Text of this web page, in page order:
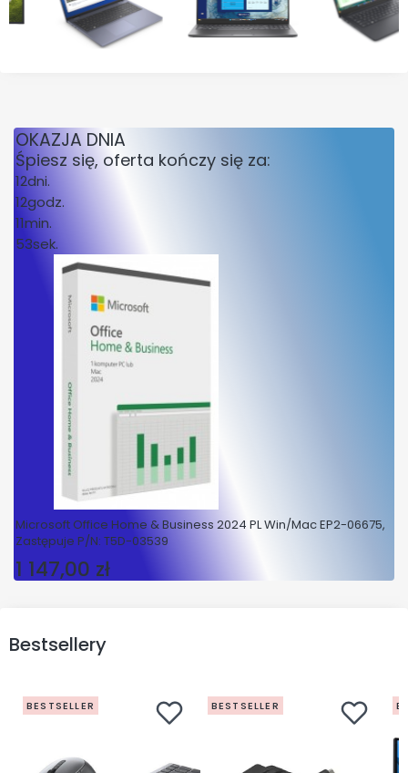
OKAZJA DNIA
Śpiesz się, oferta kończy się za:
12dni.
12godz.
11min.
53sek.
Microsoft Office Home & Business 2024 PL Win/Mac EP2-06675,
Zastępuje P/N: T5D-03539
Cena
1 147,00 zł
Bestsellery
BESTSELLER BESTSELLER